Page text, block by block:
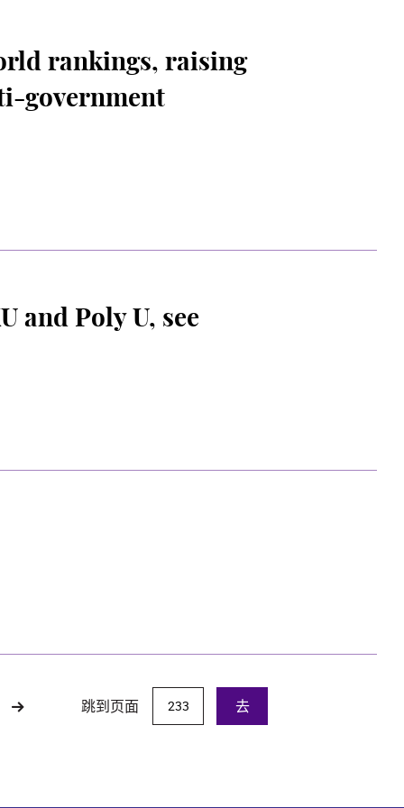
rankings, raising
government
and Poly U, see
跳到页面 去